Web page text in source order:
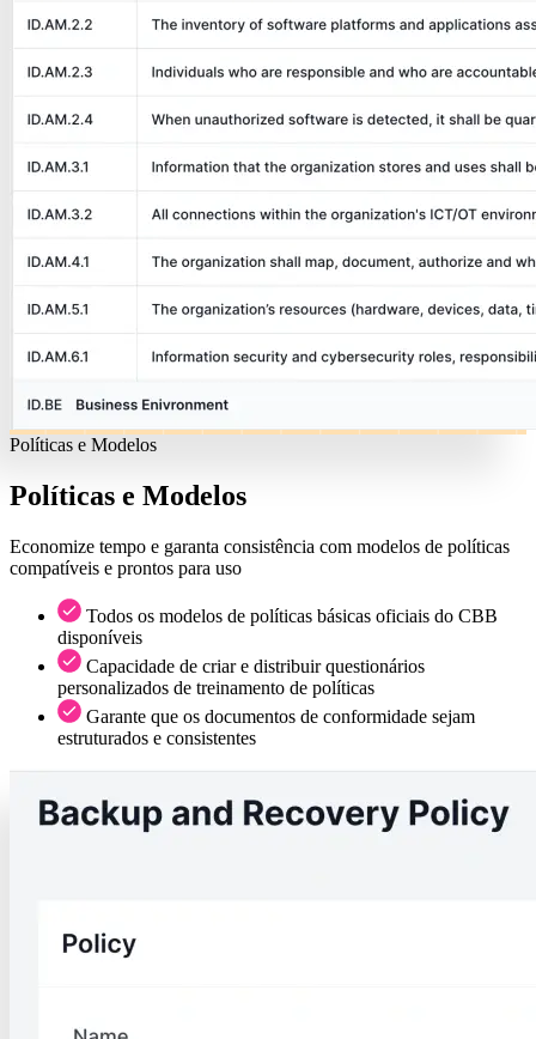
Políticas e Modelos
Políticas e Modelos
Economize tempo e garanta consistência com modelos de políticas
compatíveis e prontos para uso
Todos os modelos de políticas básicas oficiais do CBB
disponíveis
Capacidade de criar e distribuir questionários
personalizados de treinamento de políticas
Garante que os documentos de conformidade sejam
estruturados e consistentes